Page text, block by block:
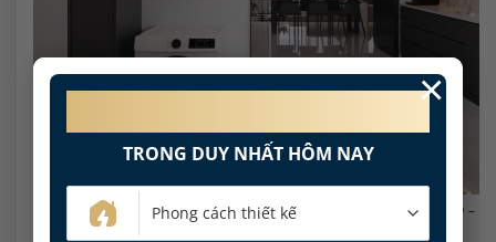
×
TRONG DUY NHẤT HÔM NAY
Khu phụ trợ với máy giặt, tủ cao màu tối và lối đi kết nối về bàn ăn –